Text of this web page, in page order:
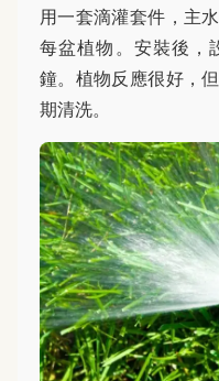
用一套滴灌套件，主
每盆植物。安裝後，
鐘。植物反應很好，
期清洗。